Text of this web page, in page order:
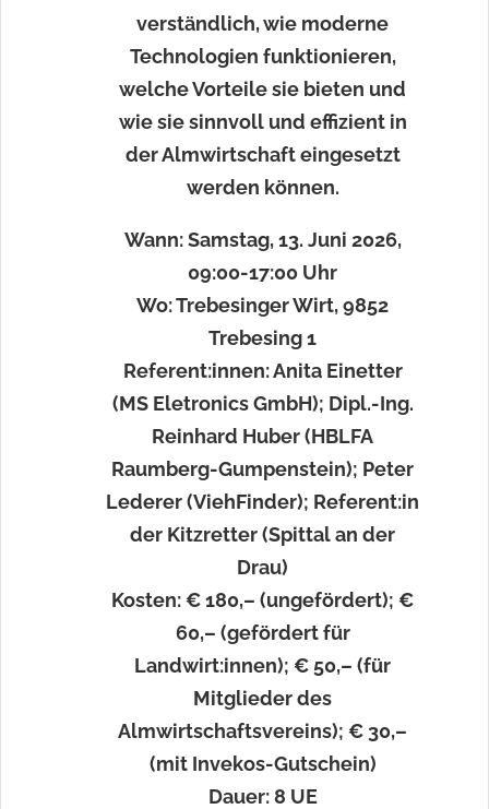
verständlich, wie moderne
Technologien funktionieren,
welche Vorteile sie bieten und
wie sie sinnvoll und effizient in
der Almwirtschaft eingesetzt
werden können.
Wann: Samstag, 13. Juni 2026,
09:00-17:00 Uhr
Wo: Trebesinger Wirt, 9852
Trebesing 1
Referent:innen: Anita Einetter
(MS Eletronics GmbH); Dipl.-Ing.
Reinhard Huber (HBLFA
Raumberg-Gumpenstein); Peter
Lederer (ViehFinder); Referent:in
der Kitzretter (Spittal an der
Drau)
Kosten: € 180,– (ungefördert); €
60,– (gefördert für
Landwirt:innen); € 50,– (für
Mitglieder des
Almwirtschaftsvereins); € 30,–
(mit Invekos-Gutschein)
Dauer: 8 UE